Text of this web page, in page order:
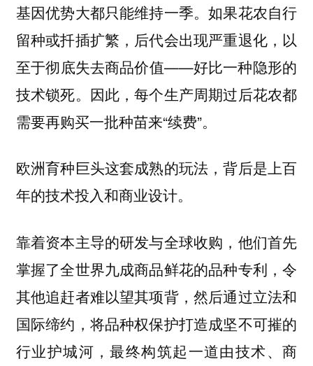
基因优势大都只能维持一季。如果花农自行
留种或扦插扩繁，后代会出现严重退化，以
至于彻底失去商品价值——好比一种隐形的
技术锁死。因此，每个生产周期过后花农都
需要再购买一批种苗来“续费”。
欧洲育种巨头这套成熟的玩法，背后是上百
年的技术投入和商业设计。
靠着资本主导的研发与全球收购，他们首先
掌握了全世界九成商品鲜花的品种专利，令
其他追赶者难以望其项背，然后通过立法和
国际缔约，将品种权保护打造成坚不可摧的
行业护城河，最终构筑起一道由技术、商